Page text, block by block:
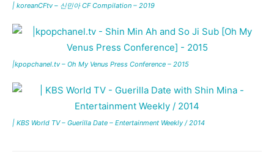
| koreanCFtv – 신민아 CF Compilation – 2019
|kpopchanel.tv – Oh My Venus Press Conference – 2015
| KBS World TV – Guerilla Date – Entertainment Weekly / 2014